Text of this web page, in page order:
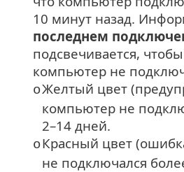
10 минут назад.
последнем
подсвечивается,
компьютер не
oЖелтый цвет
компьютер не
2–14 дней.
oКрасный цвет
не подключался